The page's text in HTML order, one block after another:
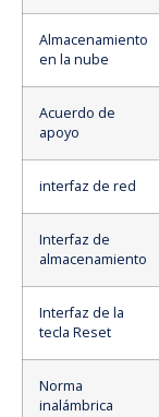
Almacenamiento
en la nube
Acuerdo de
apoyo
interfaz de red
Interfaz de
almacenamiento
Interfaz de la
tecla Reset
Norma
inalámbrica